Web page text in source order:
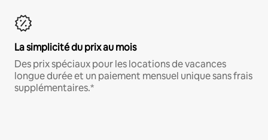
La simplicité du prix au mois
Des prix spéciaux pour les locations de vacances
longue durée et un paiement mensuel unique sans frais
supplémentaires.*